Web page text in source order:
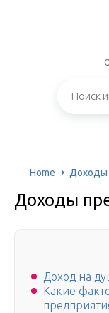
Home Доходы
Доходы
Доход на
Какие